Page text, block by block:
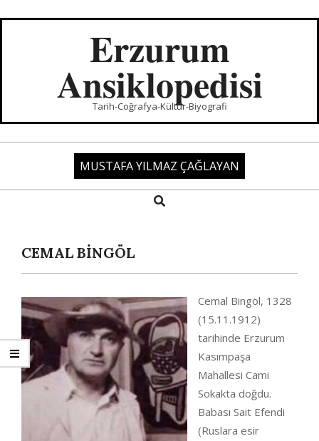
Erzurum
Ansiklopedisi
Tarih-Coğrafya-Kültür-Biyografi
MUSTAFA YILMAZ ÇAĞLAYAN
Search
CEMAL BİNGÖL
Cemal Bingöl, 1328
(15.11.1912)
tarihinde Erzurum
Kasımpaşa
Mahallesi Cami
Sokakta doğdu.
Babası Sait Efendi
(Ruslara esir